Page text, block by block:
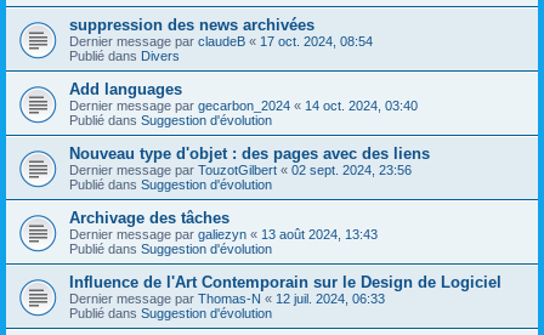
suppression des news archivées
Dernier message par claudeB « 17 oct. 2024, 08:54
Publié dans Divers
Add languages
Dernier message par gecarbon_2024 « 14 oct. 2024, 03:40
Publié dans Suggestion d'évolution
Nouveau type d'objet : des pages avec des liens
Dernier message par TouzotGilbert « 02 sept. 2024, 23:56
Publié dans Suggestion d'évolution
Archivage des tâches
Dernier message par galiezyn « 13 août 2024, 13:43
Publié dans Suggestion d'évolution
Influence de l'Art Contemporain sur le Design de Logiciel
Dernier message par Thomas-N « 12 juil. 2024, 06:33
Publié dans Suggestion d'évolution